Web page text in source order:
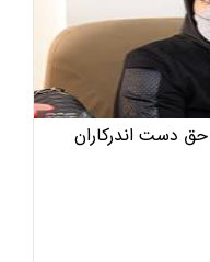
دست اندرکاران